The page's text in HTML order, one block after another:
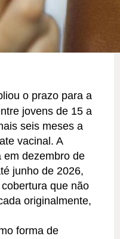
o prazo para a
jovens de 15 a
seis meses a
vacinal. A
em dezembro de
junho de 2026,
que não
originalmente,
forma de